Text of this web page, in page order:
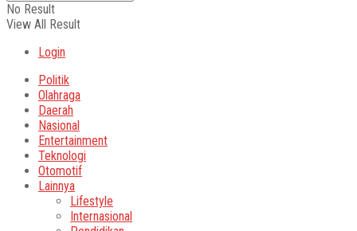
No Result
View All Result
Login
Politik
Olahraga
Daerah
Nasional
Entertainment
Teknologi
Otomotif
Lainnya
Lifestyle
Internasional